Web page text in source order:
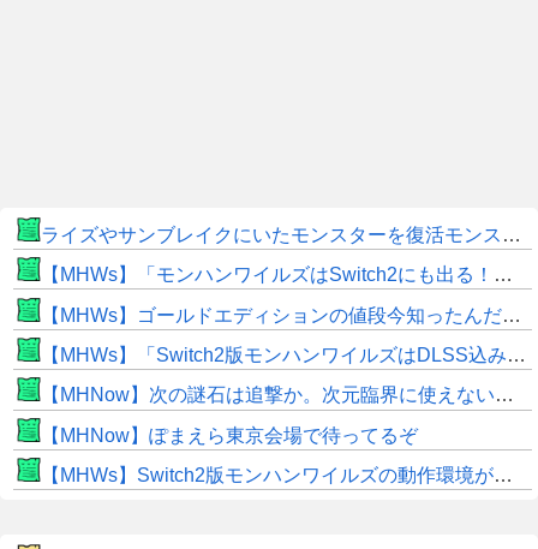
ライズやサンブレイクにいたモンスターを復活モンスターと呼ぶのはやめよう
【MHWs】「モンハンワイルズはSwitch2にも出る！」👈こいつにかけたい言葉ｗｗｗｗｗｗｗｗｗ
【MHWs】ゴールドエディションの値段今知ったんだけどやっっっっっっすwwwww
【MHWs】「Switch2版モンハンワイルズはDLSS込みで最大1440p動作」
【MHNow】次の謎石は追撃か。次元臨界に使えない時点で闘気活性以下のスキルだわ
【MHNow】ぽまえら東京会場で待ってるぞ
【MHWs】Switch2版モンハンワイルズの動作環境が判明！